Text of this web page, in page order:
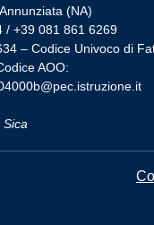
(NA)
/ +39 081 861 6269
– Codice Univoco di
AOO: